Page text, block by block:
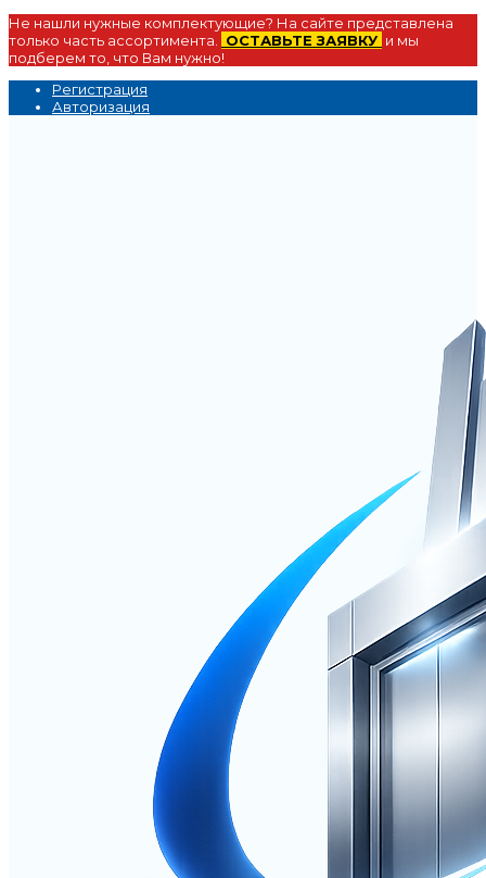
Не нашли нужные комплектующие? На сайте представлена
только часть ассортимента.
ОСТАВЬТЕ ЗАЯВКУ и мы
подберем то, что Вам нужно!
Регистрация
Авторизация